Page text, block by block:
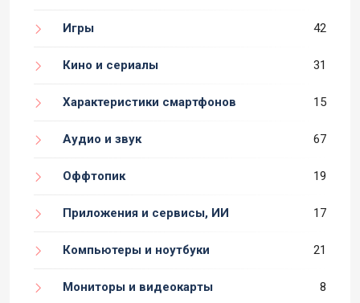
Игры 42
Кино и сериалы 31
Характеристики смартфонов 15
Аудио и звук 67
Оффтопик 19
Приложения и сервисы, ИИ 17
Компьютеры и ноутбуки 21
Мониторы и видеокарты 8